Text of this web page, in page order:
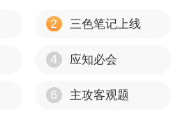
2 三色笔记上线
4 应知必会
6 主攻客观题